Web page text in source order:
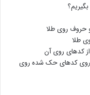
و حروف روی طلا
طلا
کدهای روی آن
کدهای حک شده روی